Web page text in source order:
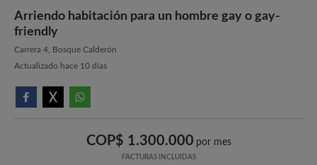
Arriendo habitación para un hombre gay o gay-
friendly
Carrera 4, Bosque Calderón
Actualizado hace 10 días
COP$ 1.300.000 por mes
FACTURAS INCLUIDAS